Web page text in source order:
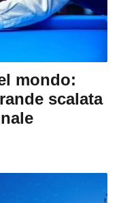
mondo:
scalata